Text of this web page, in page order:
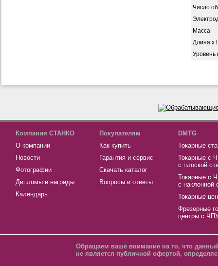
Число
Масса
Длина х
Уровень
Компания СТАНКО
О компании
Новости
Фотографии
Дипломы и награды
Календарь
Покупателям
Как купить
Гарантия и сервис
Скачать каталог
Вопросы и ответы
DMTG
Токарные
Токарные с
с плоской
Токарные с
с наклонной
Токарные
Фрезерные
центры с
Обращаем ваше внимание на то, что
не является публичной офертой,